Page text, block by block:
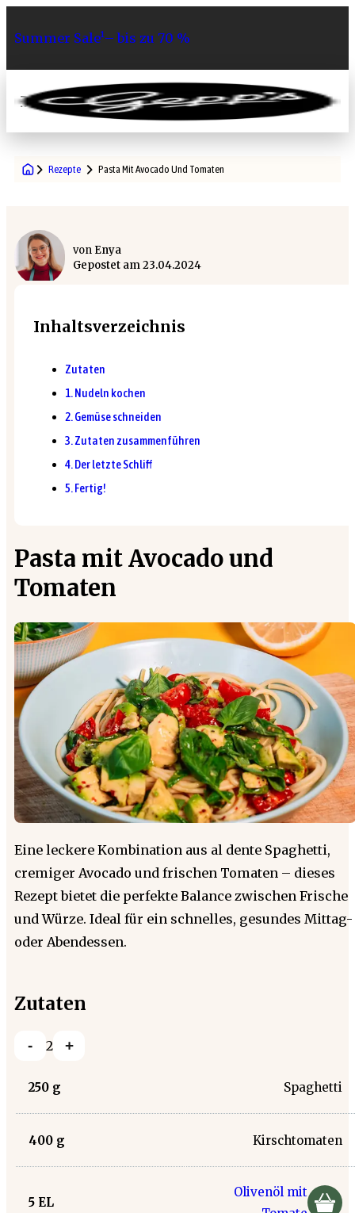
Summer Sale¹– bis zu 70 %
0
Rezepte Pasta Mit Avocado Und Tomaten
Pasta mit Avocado und
Tomaten
Eine leckere Kombination aus al dente Spaghetti,
cremiger Avocado und frischen Tomaten – dieses
Rezept bietet die perfekte Balance zwischen Frische
und Würze. Ideal für ein schnelles, gesundes Mittag-
oder Abendessen.
Zutaten
- 2 +
250 g Spaghetti
400 g Kirschtomaten
5 EL
Olivenöl mit
von Enya
Gepostet am23.04.2024
Inhaltsverzeichnis
Zutaten
1. Nudeln kochen
2. Gemüse schneiden
3. Zutaten zusammenführen
4. Der letzte Schliff
5. Fertig!